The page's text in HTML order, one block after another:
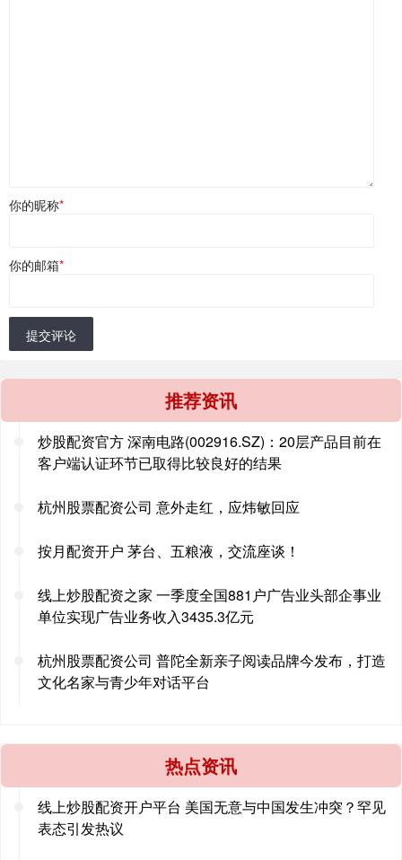
你的昵称*
你的邮箱*
提交评论
推荐资讯
炒股配资官方 深南电路(002916.SZ)：20层产品目前在
客户端认证环节已取得比较良好的结果
杭州股票配资公司 意外走红，应炜敏回应
按月配资开户 茅台、五粮液，交流座谈！
线上炒股配资之家 一季度全国881户广告业头部企事业
单位实现广告业务收入3435.3亿元
杭州股票配资公司 普陀全新亲子阅读品牌今发布，打造
文化名家与青少年对话平台
热点资讯
线上炒股配资开户平台 美国无意与中国发生冲突？罕见
表态引发热议